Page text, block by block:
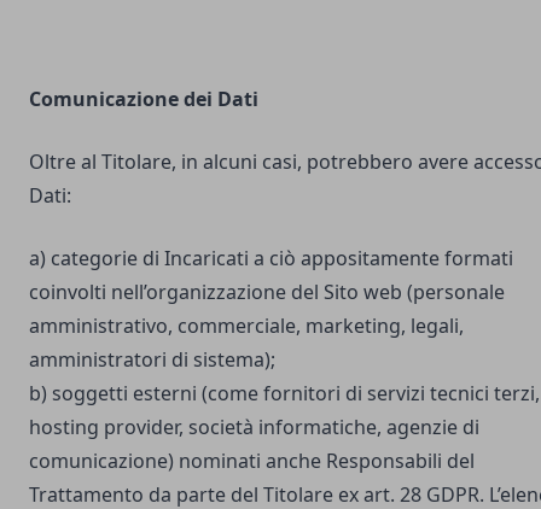
Comunicazione dei Dati
Oltre al Titolare, in alcuni casi, potrebbero avere
Dati:
a) categorie di Incaricati a ciò appositamente formati
coinvolti nell’organizzazione del Sito web (personale
amministrativo, commerciale, marketing, legali,
amministratori di sistema);
b) soggetti esterni (come fornitori di servizi tecnici terzi,
hosting provider, società informatiche, agenzie di
comunicazione) nominati anche Responsabili del
Trattamento da parte del Titolare ex art. 28 GDPR.